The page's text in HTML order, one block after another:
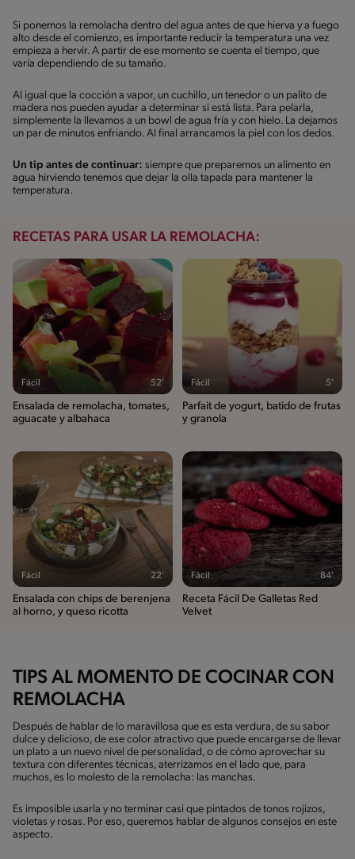
Si ponemos la remolacha dentro del agua antes de que hierva y a fuego
alto desde el comienzo, es importante reducir la temperatura una vez
empieza a hervir. A partir de ese momento se cuenta el tiempo, que
varía dependiendo de su tamaño.
Al igual que la cocción a vapor, un cuchillo, un tenedor o un palito de
madera nos pueden ayudar a determinar si está lista. Para pelarla,
simplemente la llevamos a un bowl de agua fría y con hielo. La dejamos
un par de minutos enfriando. Al final arrancamos la piel con los dedos.
Un tip antes de continuar: siempre que preparemos un alimento en
agua hirviendo tenemos que dejar la olla tapada para mantener la
temperatura.
RECETAS PARA USAR LA REMOLACHA:
Fácil 52'
Ensalada de remolacha, tomates,
aguacate y albahaca
Fácil 5'
Parfait de yogurt, batido de frutas
y granola
Fácil 22'
Ensalada con chips de berenjena
al horno, y queso ricotta
Fácil 84'
Receta Fácil De Galletas Red
Velvet
TIPS AL MOMENTO DE COCINAR CON
REMOLACHA
Después de hablar de lo maravillosa que es esta verdura, de su sabor
dulce y delicioso, de ese color atractivo que puede encargarse de llevar
un plato a un nuevo nivel de personalidad, o de cómo aprovechar su
textura con diferentes técnicas, aterrizamos en el lado que, para
muchos, es lo molesto de la remolacha: las manchas.
Es imposible usarla y no terminar casi que pintados de tonos rojizos,
violetas y rosas. Por eso, queremos hablar de algunos consejos en este
aspecto.